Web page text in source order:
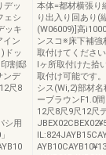
デッ
ェシ
ッキ
イン
ドッ
割邸
ンデ
尺8
シ用
本体=都材横張り
り出入り回あり(
(W06009)]高
ンスコ※床下補強
取付けてくださ
lヶ所取付けた拾
取付け可能です
シス(Wi,2)部材
ーブラウンF1.0
12尺8尺9尺12尺